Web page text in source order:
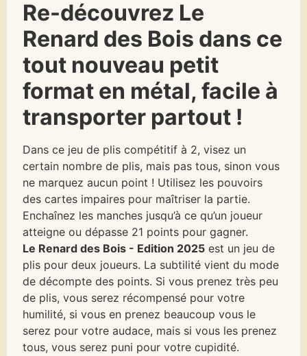
Re-découvrez Le
Renard des Bois dans ce
tout nouveau petit
format en métal, facile à
transporter partout !
Dans ce jeu de plis compétitif à 2, visez un
certain nombre de plis, mais pas tous, sinon vous
ne marquez aucun point ! Utilisez les pouvoirs
des cartes impaires pour maîtriser la partie.
Enchaînez les manches jusqu’à ce qu’un joueur
atteigne ou dépasse 21 points pour gagner.
Le Renard des Bois - Edition 2025 est un jeu de
plis pour deux joueurs. La subtilité vient du mode
de décompte des points. Si vous prenez très peu
de plis, vous serez récompensé pour votre
humilité, si vous en prenez beaucoup vous le
serez pour votre audace, mais si vous les prenez
tous, vous serez puni pour votre cupidité.